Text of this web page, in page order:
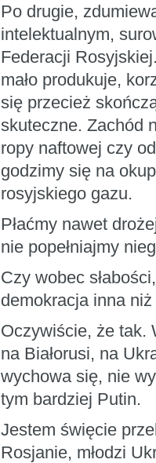
Po drugie,
intelektualnym,
Federacji
mało produkuje,
się przecież
skuteczne. Zachód
ropy naftowej czy
godzimy się na
rosyjskiego gazu.
Płaćmy nawet
nie popełniajmy
Czy wobec
demokracja inna
Oczywiście, że tak.
na Białorusi, na
wychowa się, nie
tym bardziej Putin.
Jestem święcie
Rosjanie, młodzi